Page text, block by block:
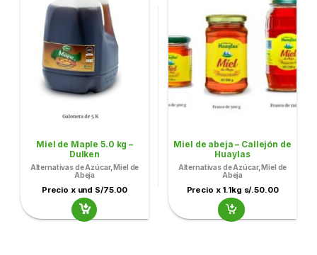
Miel de Maple 5.0 kg –
Dulken
Alternativas de Azúcar,Miel de
Abeja
Precio x und S/75.00
Miel de abeja – Callejón de
Huaylas
Alternativas de Azúcar,Miel de
Abeja
Precio x 1.1kg s/.50.00